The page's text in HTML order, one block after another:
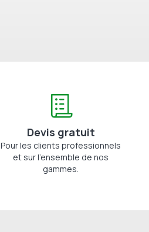
Devis gratuit
Pour les clients professionnels
et sur l'ensemble de nos
gammes.